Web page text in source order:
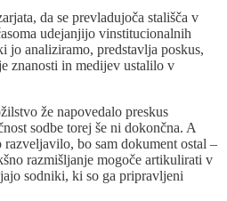
da se prevladujoča stališča v
udejanjijo vinstitucionalnih
jo analiziramo, predstavlja poskus,
znanosti in medijev ustalilo v
že napovedalo preskus
sodbe torej še ni dokončna. A
razveljavilo, bo sam dokument ostal –
razmišljanje mogoče artikulirati v
sodniki, ki so ga pripravljeni